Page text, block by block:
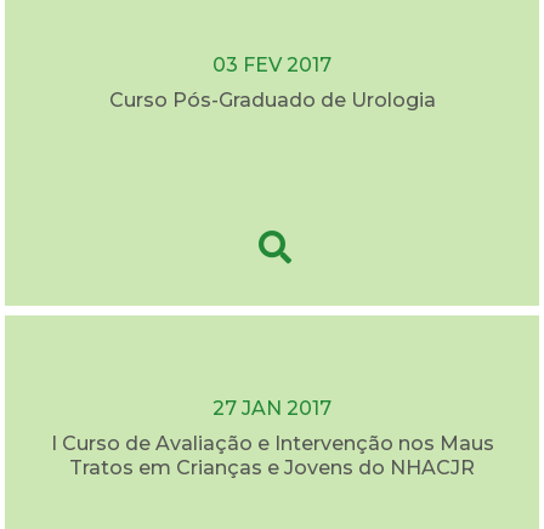
03 FEV 2017
Curso Pós-Graduado de Urologia
27 JAN 2017
I Curso de Avaliação e Intervenção nos Maus
Tratos em Crianças e Jovens do NHACJR